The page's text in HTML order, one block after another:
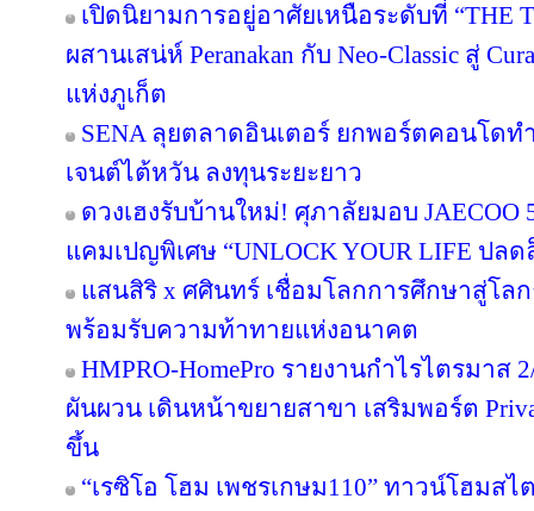
เปิดนิยามการอยู่อาศัยเหนือระดับที่ “THE
ผสานเสน่ห์ Peranakan กับ Neo-Classic สู่
แห่งภูเก็ต
SENA ลุยตลาดอินเตอร์ ยกพอร์ตคอนโดท
เจนต์ไต้หวัน ลงทุนระยะยาว
ดวงเฮงรับบ้านใหม่! ศุภาลัยมอบ
แคมเปญพิเศษ “UNLOCK YOUR LIFE ปล
แสนสิริ x ศศินทร์ เชื่อมโลกการศึกษาสู่โลก
พร้อมรับความท้าทายแห่งอนาคต
HMPRO-HomePro รายงานกำไรไตรมาส
ผันผวน เดินหน้าขยายสาขา เสริมพอร์ต
ขึ้น
“เรซิโอ โฮม เพชรเกษม110” ทาวน์โฮมส